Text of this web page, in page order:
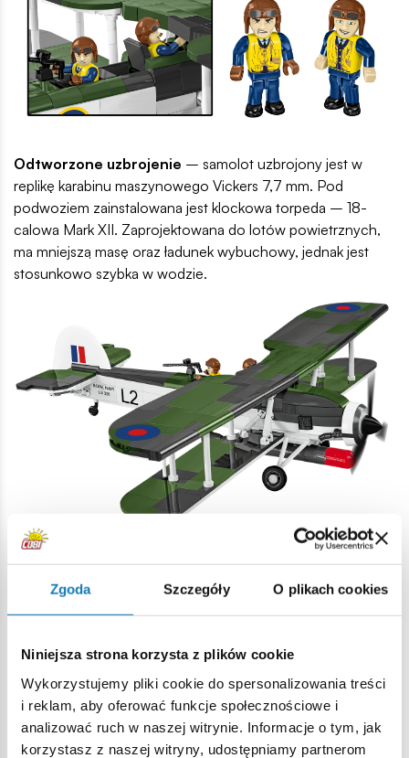
Zgoda Szczegóły O plikach cookies
Niniejsza strona korzysta z plików cookie
Wykorzystujemy pliki cookie do spersonalizowania treści
i reklam, aby oferować funkcje społecznościowe i
analizować ruch w naszej witrynie. Informacje o tym, jak
korzystasz z naszej witryny, udostępniamy partnerom
Odtworzone uzbrojenie – samolot uzbrojony jest w
replikę karabinu maszynowego Vickers 7,7 mm. Pod
podwoziem zainstalowana jest klockowa torpeda – 18-
calowa Mark XII. Zaprojektowana do lotów powietrznych,
ma mniejszą masę oraz ładunek wybuchowy, jednak jest
stosunkowo szybka w wodzie.
Wysokiej jakości nadruki
– trwałe oznaczenia wykonane
przez lata.
prowadzi krok po kroku przez kolejne etapy składania.
Model do zabawy i ekspozycji – po złożeniu Swordfish
staje się imponującym elementem kolekcji historycznych
modeli lotniczych.